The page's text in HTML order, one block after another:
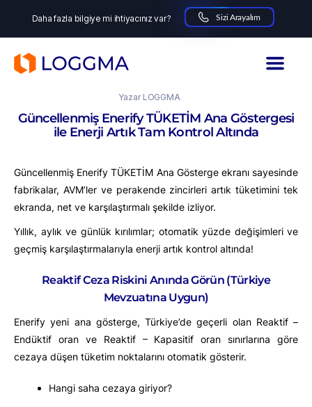
Daha fazla bilgiye mi ihtiyacınız var? Sizi Arayalım
Güncellenmiş Enerify TÜKETİM Ana Göstergesi
ile Enerji Artık Tam Kontrol Altında
YazarLOGGMA
Güncellenmiş Enerify TÜKETİM Ana Gösterge ekranı sayesinde
fabrikalar, AVM’ler ve perakende zincirleri artık tüketimini tek
ekranda, net ve karşılaştırmalı şekilde izliyor.
Yıllık, aylık ve günlük kırılımlar; otomatik yüzde değişimleri ve
geçmiş karşılaştırmalarıyla enerji artık kontrol altında!
Reaktif Ceza Riskini Anında Görün (Türkiye
Mevzuatına Uygun)
Enerify yeni ana gösterge, Türkiye’de geçerli olan Reaktif –
Endüktif oran ve Reaktif – Kapasitif oran sınırlarına göre
cezaya düşen tüketim noktalarını otomatik gösterir.
Hangi saha cezaya giriyor?